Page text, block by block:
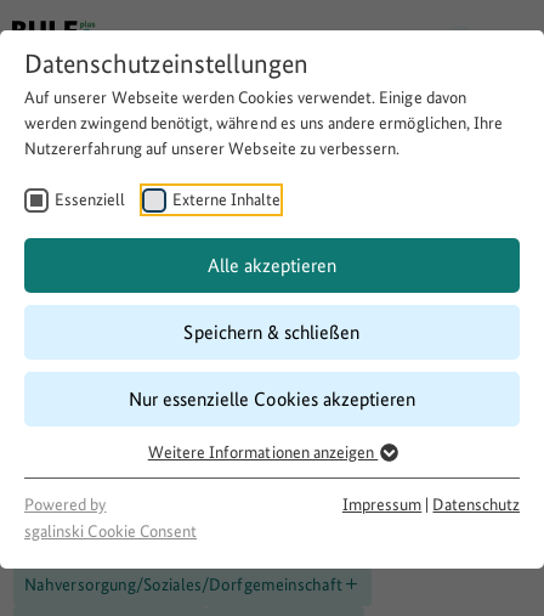
Datenschutzeinstellungen
Auf unserer Webseite werden Cookies verwendet. Einige davon
werden zwingend benötigt, während es uns andere ermöglichen, Ihre
Nutzererfahrung auf unserer Webseite zu verbessern.
Essenziell Externe Inhalte
Alle akzeptieren
Speichern & schließen
Nur essenzielle Cookies akzeptieren
Weitere Informationen anzeigen
Powered by
sgalinski Cookie Consent
Impressum | Datenschutz
Suchergebnisse für:
Suchbegriff eingeben
Suchen
Filtern nach Themen
Engagement und Ehrenamt Kultur in ländlichen Räumen
Digitalisierung auf dem Land
Nahversorgung/Soziales/Dorfgemeinschaft